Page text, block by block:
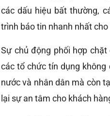
các dấu hiệu bất thường,
trình báo tin nhanh nhất cho
Sự chủ động phối hợp
các tổ chức tín dụng không
nước và nhân dân mà còn
lại sự an tâm cho khách